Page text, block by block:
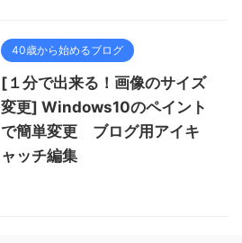
40歳から始めるブログ
[１分で出来る！画像のサイズ
変更] Windows10のペイント
で簡単変更 ブログ用アイキ
ャッチ編集